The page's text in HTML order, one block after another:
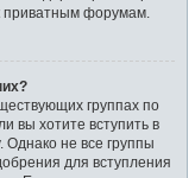
приватным форумам.
группах по
вы хотите вступить в
Однако не все группы
для вступления